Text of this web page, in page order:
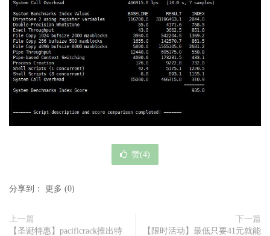
赞(4)
分享到： 更多 (0)
上一篇
【圣诞特惠】pacificrack推出特
下一篇
【限时活动】最低只要41元就能